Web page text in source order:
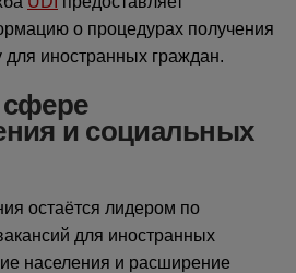
о процедурах получения
иностранных граждан.
и социальных
остаётся лидером по
для иностранных
населения и расширение